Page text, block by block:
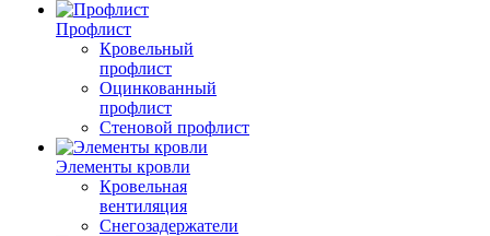
Профлист
Кровельный
профлист
Оцинкованный
профлист
Стеновой профлист
Элементы кровли
Кровельная
вентиляция
Снегозадержатели